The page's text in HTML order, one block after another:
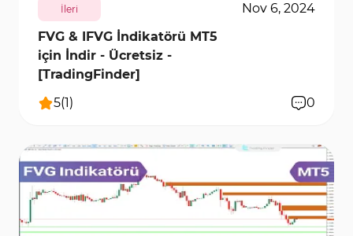
İleri
Nov 6, 2024
FVG & IFVG İndikatörü MT5
için İndir - Ücretsiz -
[TradingFinder]
5(1) 0
7895 19965 0